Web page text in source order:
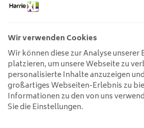
Keine Produkte gefunden!...
Kundendienst
Mein Konto
Wir verwenden Cookies
Wir können diese zur Analyse unserer
platzieren, um unsere Webseite zu
personalisierte Inhalte anzuzeigen
großartiges Webseiten-Erlebnis zu
Informationen zu den von uns
Sie die Einstellungen.